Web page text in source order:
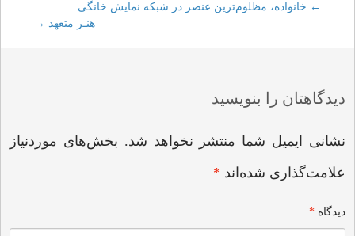
Post
← خانواده، مظلوم‌ترین عنصر در شبکه نمایش خانگی
هنـر متعهد →
دیدگاهتان را بنویسید
نشانی ایمیل شما منتشر نخواهد شد. بخش‌های موردنیاز
علامت‌گذاری شده‌اند *
دیدگاه*